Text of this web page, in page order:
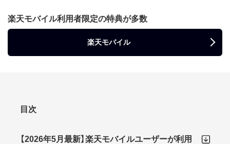
楽天モバイル利用者限定の特典が多数
楽天モバイル
目次
【2026年5月最新】楽天モバイルユーザーが利用